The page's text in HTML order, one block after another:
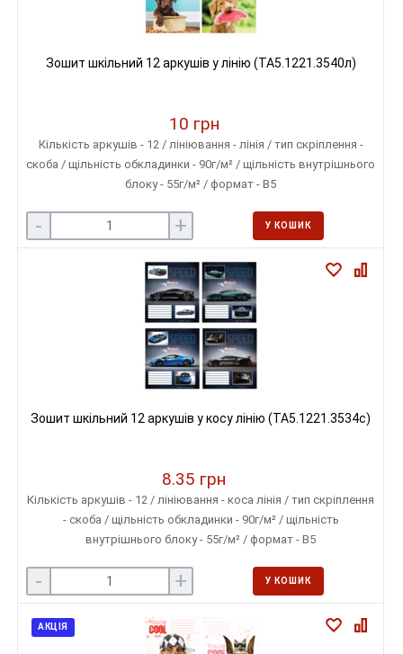
Зошит шкільний 12 аркушів у лінію (ТА5.1221.3540л)
10 грн
Кількість аркушів - 12 / лініювання - лінія / тип скріплення -
скоба / щільність обкладинки - 90г/м² / щільність внутрішнього
блоку - 55г/м² / формат - В5
- + У КОШИК
Зошит шкільний 12 аркушів у косу лінію (ТА5.1221.3534с)
8.35 грн
Кількість аркушів - 12 / лініювання - коса лінія / тип скріплення
- скоба / щільність обкладинки - 90г/м² / щільність
внутрішнього блоку - 55г/м² / формат - В5
- + У КОШИК
АКЦІЯ